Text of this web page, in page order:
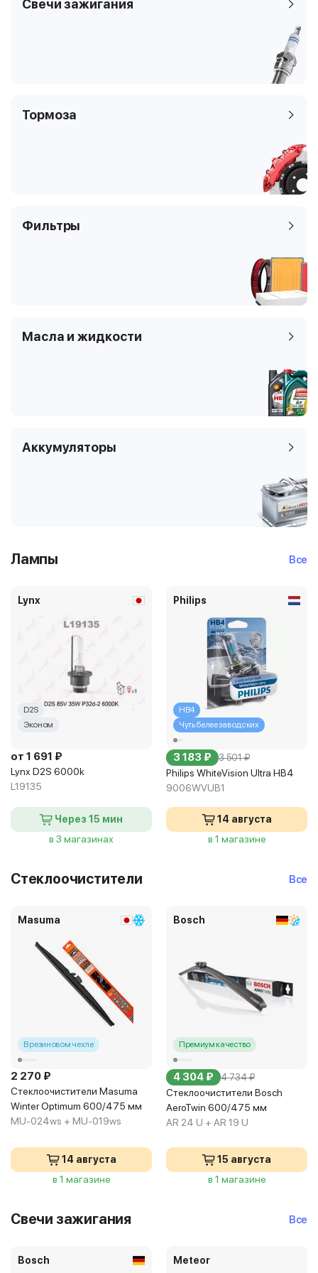
Свечи зажигания
Тормоза
Фильтры
Масла и жидкости
Аккумуляторы
Лампы Все
Lynx
D2S
Эконом
от 1 691 ₽
Lynx D2S 6000k
L19135
Через 15 мин
в 3 магазинах
Philips
HB4
Чуть белее заводских
3 183 ₽ 3 501 ₽
Philips WhiteVision Ultra HB4
9006WVUB1
14 августа
в 1 магазине
Стеклоочистители Все
Masuma
В резиновом чехле
2 270 ₽
Стеклоочистители Masuma
Winter Optimum 600/475 мм
MU-024ws + MU-019ws
14 августа
в 1 магазине
Bosch
Премиум качество
4 304 ₽ 4 734 ₽
Стеклоочистители Bosch
AeroTwin 600/475 мм
AR 24 U + AR 19 U
15 августа
в 1 магазине
Свечи зажигания Все
Bosch Meteor